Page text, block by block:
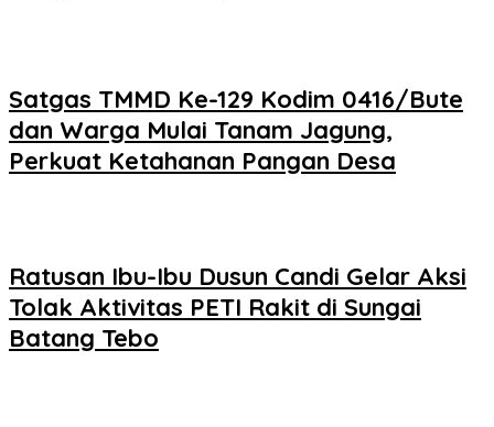
Satgas TMMD Ke-129 Kodim 0416/Bute
dan Warga Mulai Tanam Jagung,
Perkuat Ketahanan Pangan Desa
Ratusan Ibu-Ibu Dusun Candi Gelar Aksi
Tolak Aktivitas PETI Rakit di Sungai
Batang Tebo